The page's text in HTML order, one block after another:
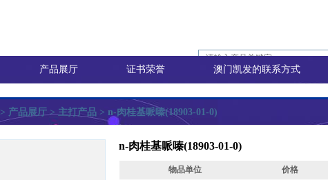
产品展厅 证书荣誉 澳门凯发的联系方式
> 产品展厅 >主打产品 > n-肉桂基哌嗪(18903-01-0)
n-肉桂基哌嗪(18903-01-0)
物品单位 价格